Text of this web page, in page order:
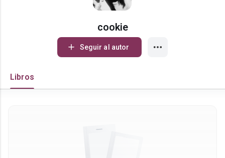
cookie
Seguir al autor
Libros